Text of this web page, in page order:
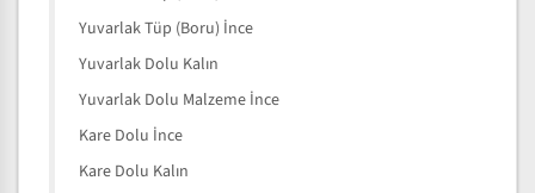
Yuvarlak Tüp (Boru) İnce
Yuvarlak Dolu Kalın
Yuvarlak Dolu Malzeme İnce
Kare Dolu İnce
Kare Dolu Kalın